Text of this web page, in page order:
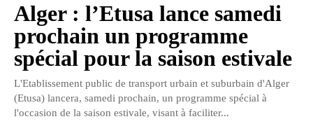
Alger : l’Etusa lance samedi
prochain un programme
spécial pour la saison estivale
L'Etablissement public de transport urbain et suburbain d'Alger
(Etusa) lancera, samedi prochain, un programme spécial à
l'occasion de la saison estivale, visant à faciliter...